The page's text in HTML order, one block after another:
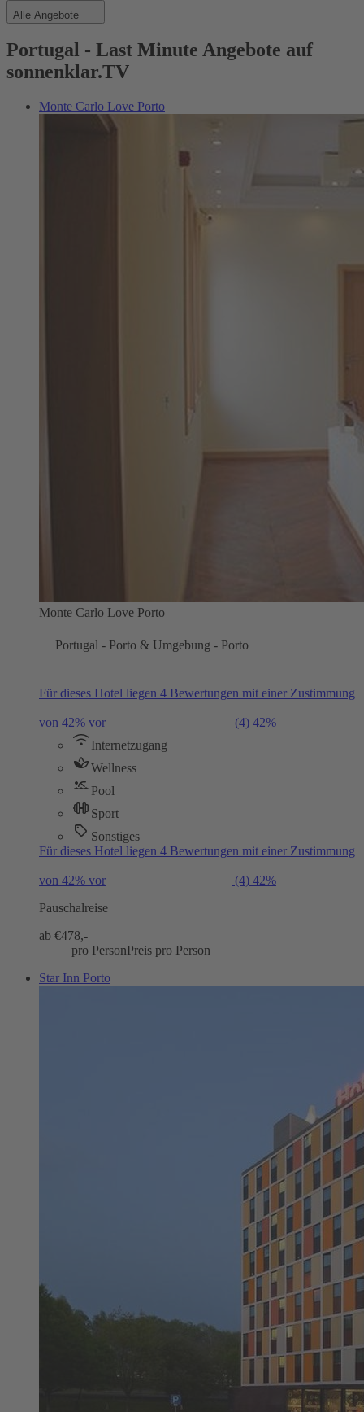
Alle Angebote
Portugal - Last Minute Angebote auf
sonnenklar.TV
Monte Carlo Love Porto
Monte Carlo Love Porto
Portugal - Porto & Umgebung - Porto
Für dieses Hotel liegen 4 Bewertungen mit einer Zustimmung
von 42% vor (4) 42%
Internetzugang
Wellness
Pool
Sport
Sonstiges
Für dieses Hotel liegen 4 Bewertungen mit einer Zustimmung
von 42% vor (4) 42%
Pauschalreise
ab €478,-
pro PersonPreis pro Person
Star Inn Porto